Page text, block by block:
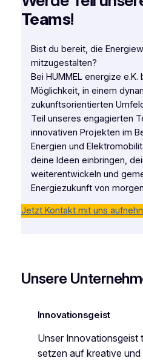
Teams!
Bist du bereit, die
mitzugestalten?
Bei HUMMEL energize
Möglichkeit, in einem
zukunftsorientierten
Teil unseres engagierten
innovativen Projekten im
Energien und
deine Ideen einbringen,
weiterentwickeln und
Energiezukunft von
Jetzt Kontakt mit uns
Unsere
Innovationsgeist
Unser Innovationsgeist
setzen auf kreative